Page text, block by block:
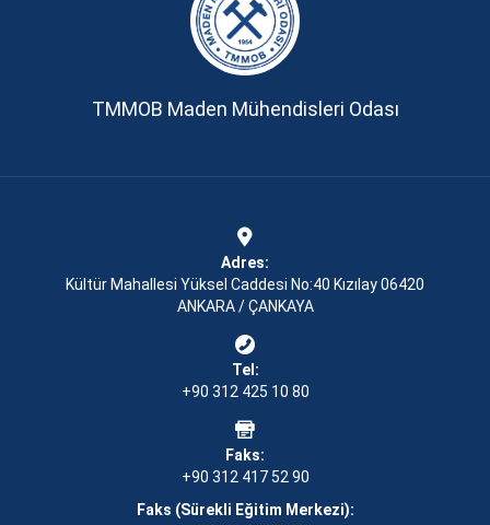
TMMOB Maden Mühendisleri Odası
Adres:
Kültür Mahallesi Yüksel Caddesi No:40 Kızılay 06420
ANKARA / ÇANKAYA
Tel:
+90 312 425 10 80
Faks:
+90 312 417 52 90
Faks (Sürekli Eğitim Merkezi):